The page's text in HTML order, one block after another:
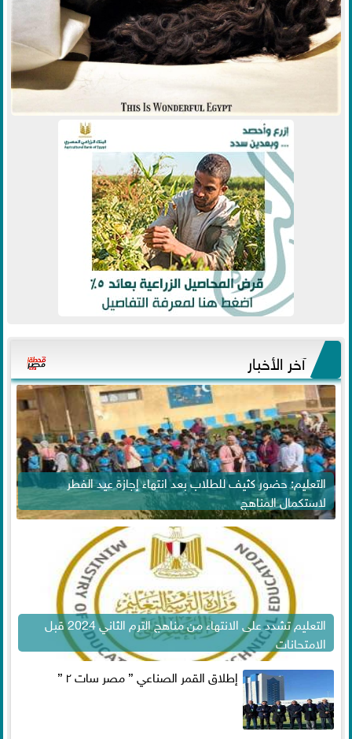
آخر الأخبار
التعليم: حضور كثيف للطلاب بعد انتهاء إجازة عيد الفطر
لاستكمال المناهج
التعليم تشدد على الانتهاء من مناهج الترم الثاني 2024 قبل
الامتحانات
إطلاق القمر الصناعي ” مصر سات ٢ ”